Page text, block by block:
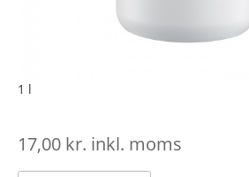
1 l
17,00 kr. inkl. moms